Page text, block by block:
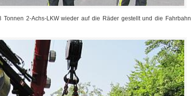
2-Achs-LKW wieder auf die Räder gestellt und die Fahrbahn